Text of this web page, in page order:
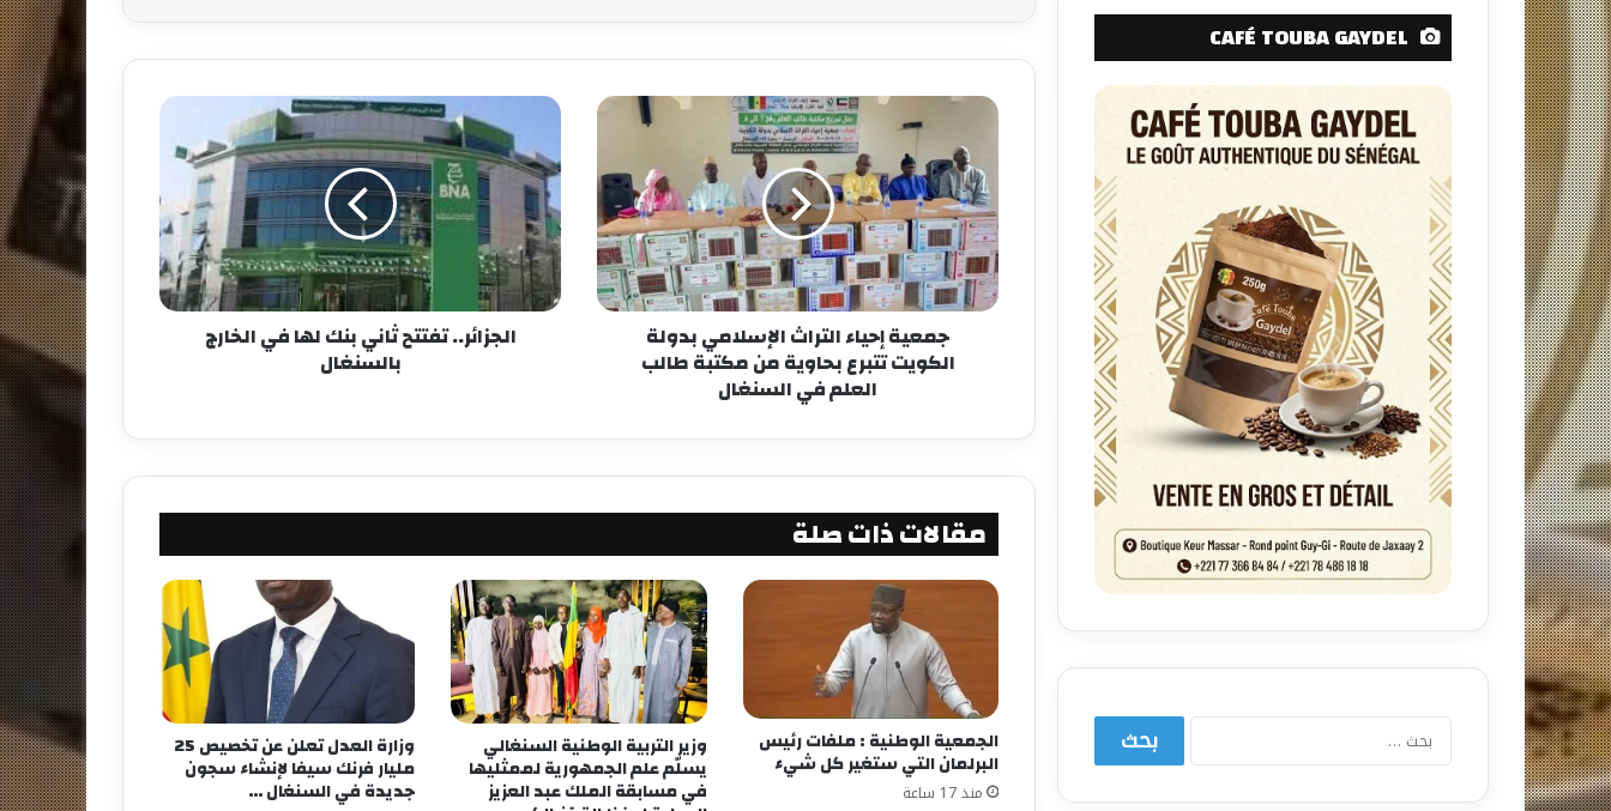
جمعية إحياء التراث الإسلامي بدولة
الكويت تتبرع بحاوية من مكتبة طالب
العلم في السنغال
الجزائر.. تفتتح ثاني بنك لها في الخارج
بالسنغال
مقالات ذات صلة
الجمعية الوطنية : ملفات رئيس
البرلمان التي ستغير كل شيء
منذ 17 ساعة
وزير التربية الوطنية السنغالي
يسلّم علم الجمهورية لممثليها
في مسابقة الملك عبد العزيز
وزارة العدل تعلن عن تخصيص 25
مليار فرنك سيفا لإنشاء سجون
جديدة في السنغال …
CAFÉ TOUBA GAYDEL
البحث